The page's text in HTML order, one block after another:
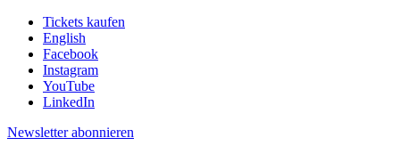
Tickets kaufen
English
Facebook
Instagram
YouTube
LinkedIn
Newsletter abonnieren